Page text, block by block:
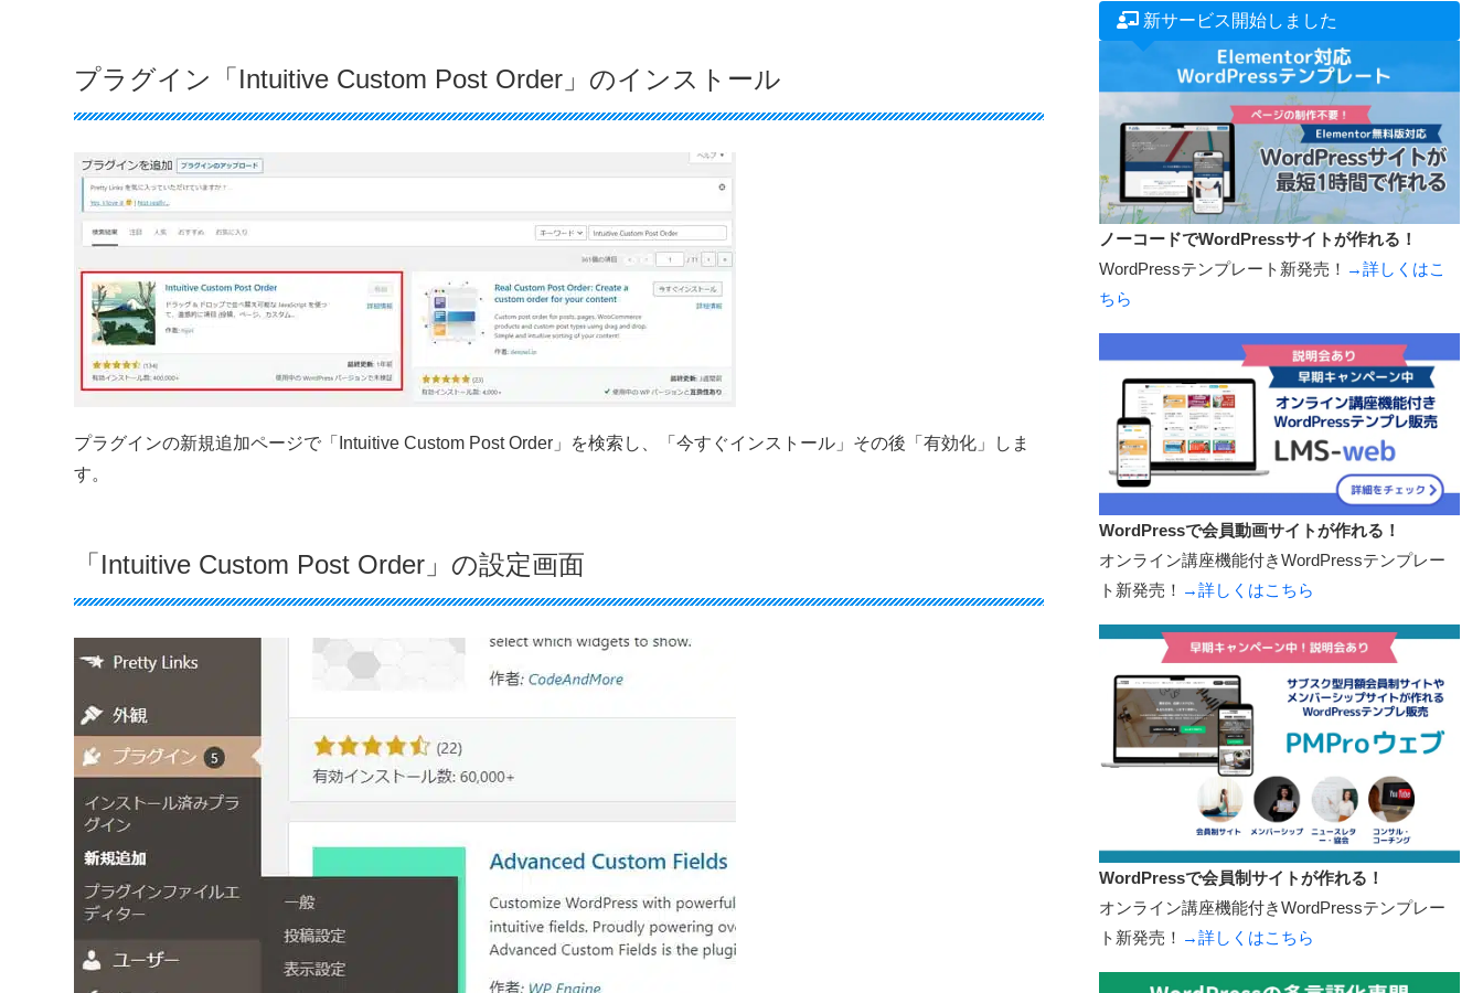
プラグイン「Intuitive Custom Post Order」のインストール
プラグインの新規追加ページで「Intuitive Custom Post Order」を検索し、「今すぐインストール」その後「有効化」しま
す。
「Intuitive Custom Post Order」の設定画面
新サービス開始しました
ノーコードでWordPressサイトが作れる！
WordPressテンプレート新発売！ →詳しくはこ
ちら
WordPressで会員動画サイトが作れる！
オンライン講座機能付きWordPressテンプレー
ト新発売！ →詳しくはこちら
WordPressで会員制サイトが作れる！
オンライン講座機能付きWordPressテンプレー
ト新発売！ →詳しくはこちら